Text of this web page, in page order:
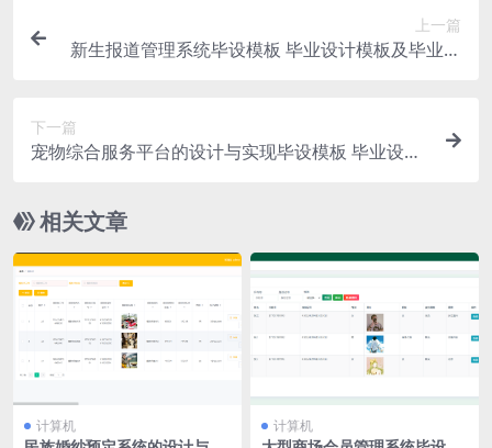
上一篇
新生报道管理系统毕设模板 毕业设计模板及毕业论
下一篇
宠物综合服务平台的设计与实现毕设模板 毕业设计
相关文章
计算机 计算机